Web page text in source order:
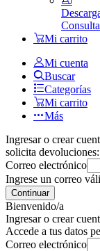
Mi carrito
Mi cuenta
Buscar
Categorías
Mi carrito
Más
Ingresar o crear
solicita devoluciones:
Correo electrónico
Ingrese un correo
Continuar
Bienvenido/a
Ingresar o crear
Accede a tus datos
Correo electrónico